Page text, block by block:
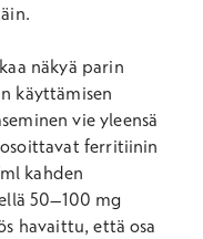
näkyä parin
käyttämisen
vie yleensä
ferritiinin
kahden
50–100 mg
havaittu, että osa